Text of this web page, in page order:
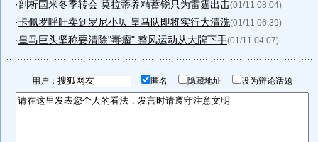
·剖析国米冬季转会 莫拉蒂养精蓄锐只为雷霆出击(01/11 08:04)
·卡佩罗呼吁卖到罗尼小贝 皇马队即将实行大清洗(01/11 06:39)
·皇马巨头坚称要清除"毒瘤" 整风运动从大牌下手(01/11 04:07)
用户： 匿名 隐藏地址 设为辩论话题